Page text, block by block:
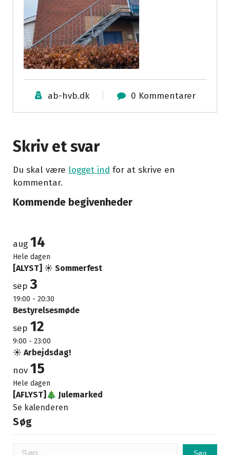
ab-hvb.dk 0 Kommentarer
Skriv et svar
Du skal være logget ind for at skrive en
kommentar.
Kommende begivenheder
aug 14
Hele dagen
[ALYST] ☀️ Sommerfest
sep3
19:00 - 20:30
Bestyrelsesmøde
sep 12
9:00 - 23:00
☀️ Arbejdsdag!
nov 15
Hele dagen
[AFLYST]🎄 Julemarked
Se kalenderen
Søg
Søg